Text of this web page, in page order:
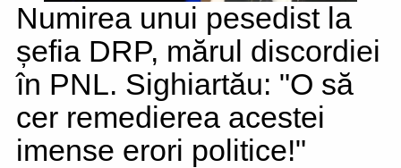
Numirea unui pesedist la
șefia DRP, mărul discordiei
în PNL. Sighiartău: "O să
cer remedierea acestei
imense erori politice!"